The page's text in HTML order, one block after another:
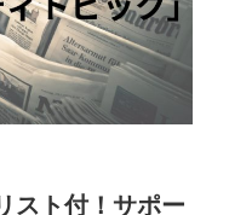
en-US/advisory/CVE-
en-US/advisory/CVE-
スト付！サポー